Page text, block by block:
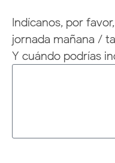
Indícanos, por
jornada mañana /
Y cuándo podrías